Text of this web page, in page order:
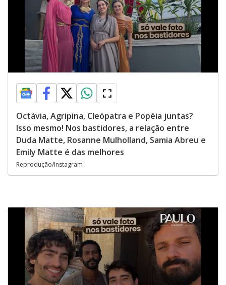
Octávia, Agripina, Cleópatra e Popéia juntas?
Isso mesmo! Nos bastidores, a relação entre
Duda Matte, Rosanne Mulholland, Samia Abreu e
Emily Matte é das melhores
Reprodução/Instagram